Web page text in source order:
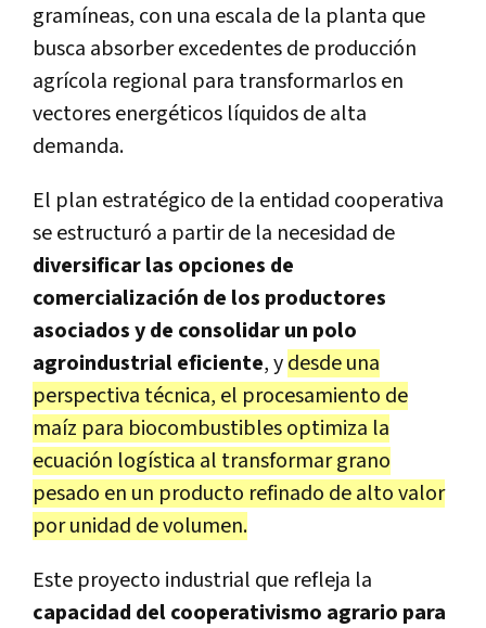
gramíneas, con una escala de la planta que
busca absorber excedentes de producción
agrícola regional para transformarlos en
vectores energéticos líquidos de alta
demanda.
El plan estratégico de la entidad cooperativa
se estructuró a partir de la necesidad de
diversificar las opciones de
comercialización de los productores
asociados y de consolidar un polo
agroindustrial eficiente, ydesde una
perspectiva técnica, el procesamiento de
maíz para biocombustibles optimiza la
ecuación logística al transformar grano
pesado en un producto refinado de alto valor
por unidad de volumen.
Este proyecto industrial que refleja la
capacidad del cooperativismo agrario para